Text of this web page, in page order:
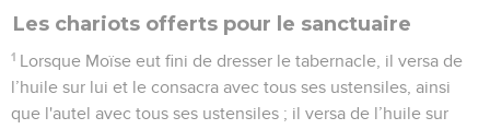
Les chariots offerts pour le sanctuaire
1 Lorsque Moïse eut fini de dresser le tabernacle, il versa de
l’huile sur lui et le consacra avec tous ses ustensiles, ainsi
que l'autel avec tous ses ustensiles ; il versa de l’huile sur